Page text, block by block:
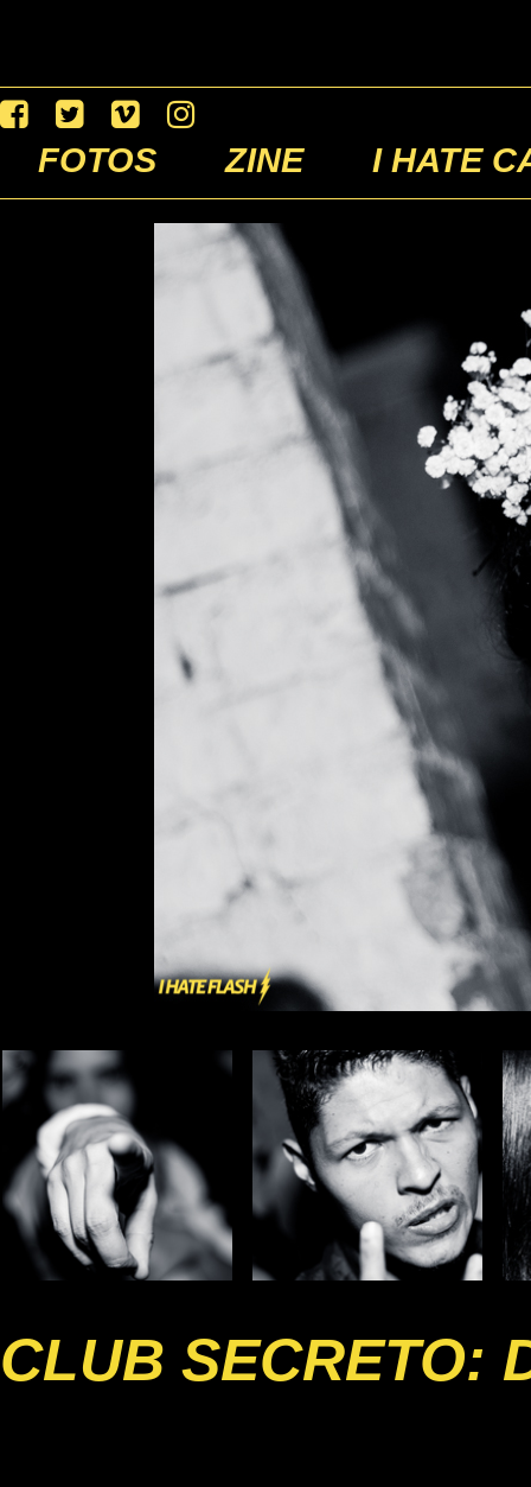
FOTOS ZINE I HATE
CLUB SECRETO: